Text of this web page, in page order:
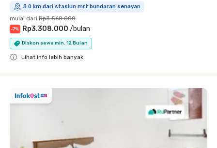
3.0 km dari stasiun mrt bundaran senayan
mulai dari Rp3.568.000
-7% Rp3.308.000 /bulan
Diskon sewa min. 12 Bulan
Lihat info lebih banyak